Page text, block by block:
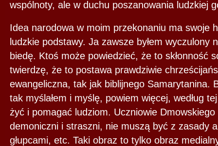
wspólnoty, ale w duchu poszanowania ludzkiej
Idea narodowa w moim przekonaniu ma swoje
ludzkie podstawy. Ja zawsze byłem wyczulony
biedę. Ktoś może powiedzieć, że to skłonność
twierdzę, że to postawa prawdziwie
ewangeliczna, tak jak biblijnego Samarytanina.
tak myślałem i myślę, powiem więcej, według
żyć i pomagać ludziom. Uczniowie
demoniczni i straszni, nie muszą być z zasady
głupcami, etc. Taki obraz to tylko obraz